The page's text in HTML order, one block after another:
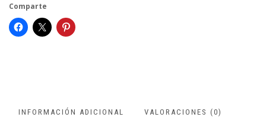
Comparte
INFORMACIÓN ADICIONAL VALORACIONES (0)